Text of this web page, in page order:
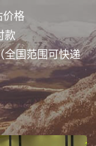
价格
款
全国范围可快递